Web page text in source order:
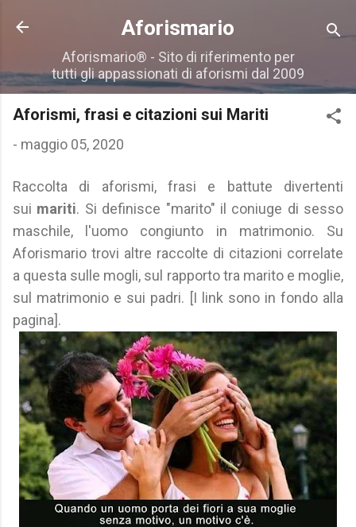
Passa ai contenuti principali
Aforismario
Aforismario® - Sito di riferimento per
tutti gli appassionati di aforismi dal 2009
Aforismi, frasi e citazioni sui Mariti
- maggio 05, 2020
Raccolta di aforismi, frasi e battute divertenti
sui mariti. Si definisce "marito" il coniuge di sesso
maschile, l'uomo congiunto in matrimonio. Su
Aforismario trovi altre raccolte di citazioni correlate
a questa sulle mogli, sul rapporto tra marito e moglie,
sul matrimonio e sui padri. [I link sono in fondo alla
pagina].